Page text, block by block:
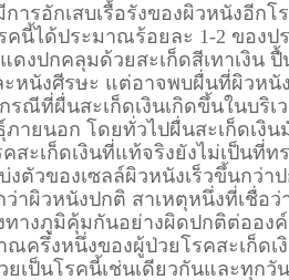
การอักเสบเรื้อรังของผิวหนังอีก
นี้ได้ประมาณร้อยละ 1-2 ของป
งปกคลุมด้วยสะเก็ดสีเทาเงิน
ะหนังศีรษะ แต่อาจพบผื่นที่ผิวหนั
รณีที่ผื่นสะเก็ดเงินเกิดขึ้นในบริ
ายนอก โดยทั่วไปผื่นสะเก็ดเงิ
คสะเก็ดเงินที่แท้จริงยังไม่เป็นที่
ตัวของเซลล์ผิวหนังเร็วขึ้นกว่า
าผิวหนังปกติ สาเหตุหนึ่งที่เชื่อว่
ทางภูมิคุ้มกันอย่างผิดปกติต่ออง
ครึ่งหนึ่งของผู้ป่วยโรคสะเก็ดเ
เป็นโรคนี้เช่นเดียวกันและทุกวั